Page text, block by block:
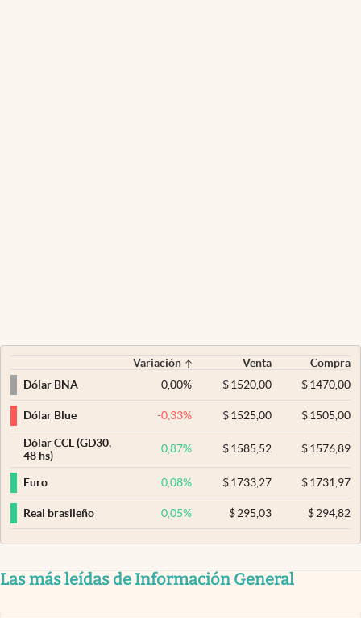
Variación Venta
Compra
Dólar BNA
0,00% $ 1520,00 $1470,00
Dólar Blue -0,33% $ 1525,00 $1505,00
Dólar CCL (GD30,
48 hs)
0,87% $ 1585,52 $1576,89
Euro 0,08% $ 1733,27 $1731,97
Real brasileño 0,05% $ 295,03 $294,82
Las más leídas de Información General